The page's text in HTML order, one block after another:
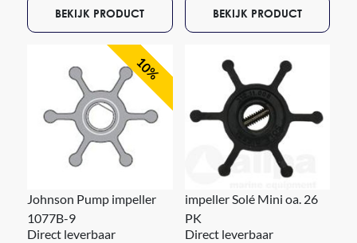
BEKIJK PRODUCT BEKIJK PRODUCT
10%
Johnson Pump impeller
1077B-9
Direct leverbaar
impeller Solé Mini oa. 26
PK
Direct leverbaar